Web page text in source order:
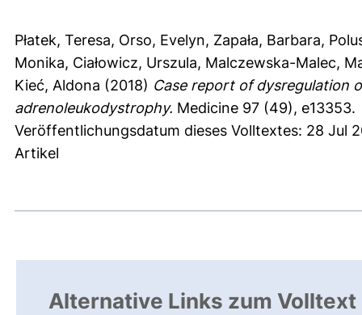
Płatek, Teresa, Orso, Evelyn, Zapała, Barbara,
Monika, Ciałowicz, Urszula, Malczewska-Malec,
Kieć, Aldona (2018) Case report of dysregulation
adrenoleukodystrophy. Medicine 97 (49), e13353.
Veröffentlichungsdatum dieses Volltextes: 28 Jul
Artikel
Alternative Links zum Volltext